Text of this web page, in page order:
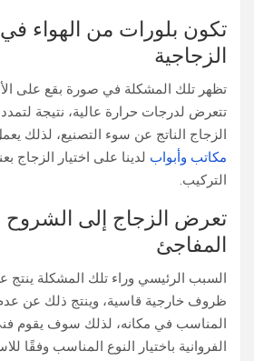
تكون بلورات من الهواء في
الزجاجية
تظهر تلك المشكلة في صورة بقع على
تتعرض لدرجات حرارة عالية، نتيجة
الزجاج الناتج عن سوء التصنيع، لذلك
مكاتب وأبواب لدينا على اختيار الزجاج
التركيب.
تعرض الزجاج إلى الشروح
المفاجئ
السبب الرئيسي وراء تلك المشكلة
ظروف خارجية قاسية، وينتج ذلك عن
المناسب في مكانه، لذلك سوف يقوم
الفروانية​ باختيار النوع المناسب وفقًا